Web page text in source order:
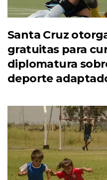
Santa Cruz
gratuitas para
diplomatura
deporte